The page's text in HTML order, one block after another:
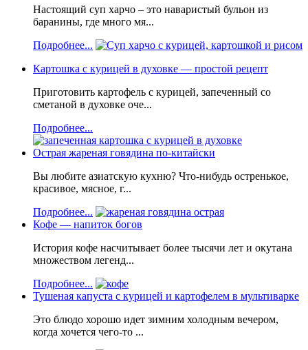
Настоящий суп харчо – это наваристый бульон из
баранины, где много мя...
Подробнее...
Картошка с курицей в духовке — простой рецепт
Приготовить картофель с курицей, запеченный со
сметаной в духовке оче...
Подробнее...
Острая жареная говядина по-китайски
Вы любите азиатскую кухню? Что-нибудь остренькое,
красивое, мясное, г...
Подробнее...
Кофе — напиток богов
История кофе насчитывает более тысячи лет и окутана
множеством легенд...
Подробнее...
Тушеная капуста с курицей и картофелем в мультиварке
Это блюдо хорошо идет зимним холодным вечером,
когда хочется чего-то ...